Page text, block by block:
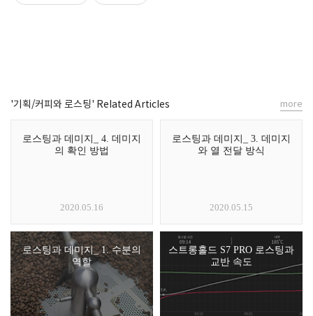
'기획/커피와 로스팅' Related Articles
로스팅과 데미지_ 4. 데미지
의 확인 방법
2020.05.16
로스팅과 데미지_ 3. 데미지
와 열 전달 방식
2020.05.15
로스팅과 데미지_ 1. 수분의
역할
스트롱홀드 S7 PRO 로스팅과
교반 속도
more